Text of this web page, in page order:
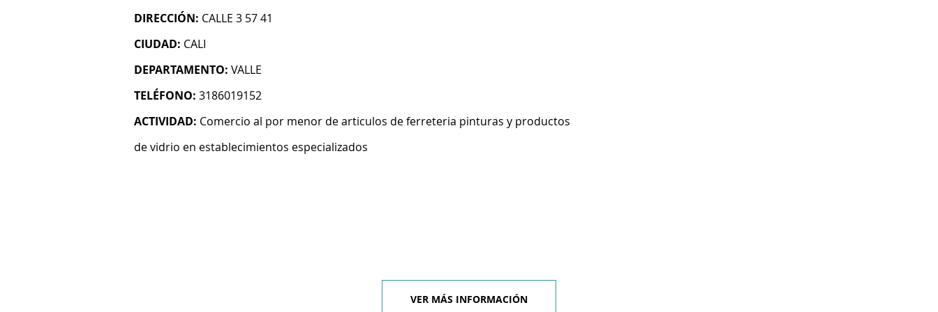
DIRECCIÓN: CALLE 3 57 41
CIUDAD: CALI
DEPARTAMENTO: VALLE
TELÉFONO: 3186019152
ACTIVIDAD: Comercio al por menor de articulos de ferreteria pinturas y productos
de vidrio en establecimientos especializados
VER MÁS INFORMACIÓN